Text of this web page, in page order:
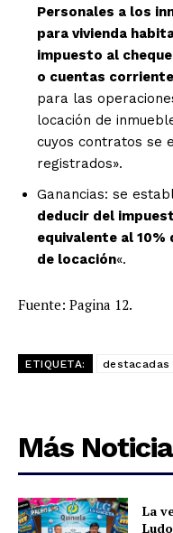
Personales a los
para vivienda
impuesto al cheque
o cuentas
para las
locación de
cuyos contratos se
registrados».
Ganancias: se
deducir del
equivalente al
de locación«.
Fuente: Pagina 12.
ETIQUETA: destacadas
Más
La